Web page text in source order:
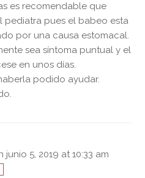
es recomendable que
pediatra pues el babeo esta
por una causa estomacal.
sea síntoma puntual y el
en unos días.
podido ayudar.
junio 5, 2019 at 10:33 am